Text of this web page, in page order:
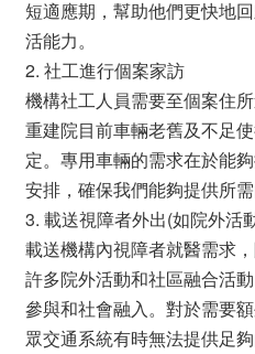
短適應期，幫助他們更快地
活能力。
2. 社工進行個案家訪
機構社工人員需要至個案住
重建院目前車輛老舊及不足
定。專用車輛的需求在於能
安排，確保我們能夠提供所需
3. 載送視障者外出(如院外活
載送機構內視障者就醫需求
許多院外活動和社區融合活
參與和社會融入。對於需要
眾交通系統有時無法提供足